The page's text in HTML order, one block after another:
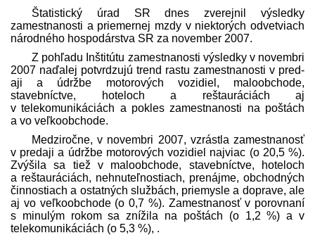
Štatistický úrad SR dnes zverejnil výsledky
zamestnanosti a priemernej mzdy v niektorých odvetviach
národného hospodárstva SR za november 2007.
Z pohľadu Inštitútu zamestnanosti výsledky v novembri
2007 naďalej potvrdzujú trend rastu zamestnanosti v pred­
aji a údržbe motorových vozidiel, maloobchode,
stavebníctve, hoteloch a reštauráciách aj
v telekomunikáciách a pokles zamestnanosti na poštách
a vo veľkoobchode.
Medziročne, v novembri 2007, vzrástla zamestnanosť
v pred­aji a údržbe motorových vozidiel najviac (o 20,5 %).
Zvýšila sa tiež v maloobchode, stavebníctve, hoteloch
a reštauráciách, nehnuteľnostiach, prenájme, obchodných
činnostiach a ostatných službách, priemysle a doprave, ale
aj vo veľkoobchode (o 0,7 %). Zamestnanosť v porovnaní
s minulým rokom sa znížila na poštách (o 1,2 %) a v
telekomunikáciách (o 5,3 %), .